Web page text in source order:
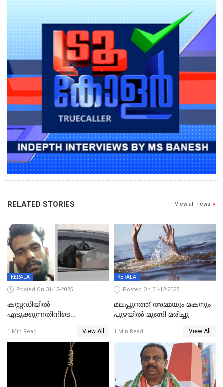
RELATED STORIES View all news
KERALA
Posted On 31-12-2025
കസ്റ്റഡിയിൽ
എടുക്കുന്നതിനിടെ
വധശ്രമക്കേസ് പ്രതി പിടിയിൽ
1 Min Read View All
KERALA
Posted On 31-12-2025
മലപ്പുറത്ത് അമ്മയും മകനും
പുഴയിൽ മുങ്ങി മരിച്ചു
1 Min Read View All